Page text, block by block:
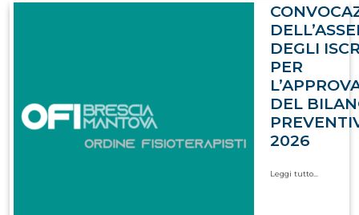
DEGLI
PER
DEL
2026
Leggi tutto...